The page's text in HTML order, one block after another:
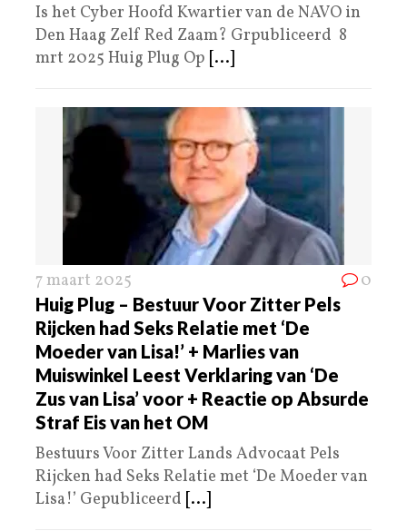
Is het Cyber Hoofd Kwartier van de NAVO in
Den Haag Zelf Red Zaam? Grpubliceerd 8
mrt 2025 Huig Plug Op [...]
7 maart 2025 0
Huig Plug – Bestuur Voor Zitter Pels
Rijcken had Seks Relatie met ‘De
Moeder van Lisa!’ + Marlies van
Muiswinkel Leest Verklaring van ‘De
Zus van Lisa’ voor + Reactie op Absurde
Straf Eis van het OM
Bestuurs Voor Zitter Lands Advocaat Pels
Rijcken had Seks Relatie met ‘De Moeder van
Lisa!’ Gepubliceerd [...]